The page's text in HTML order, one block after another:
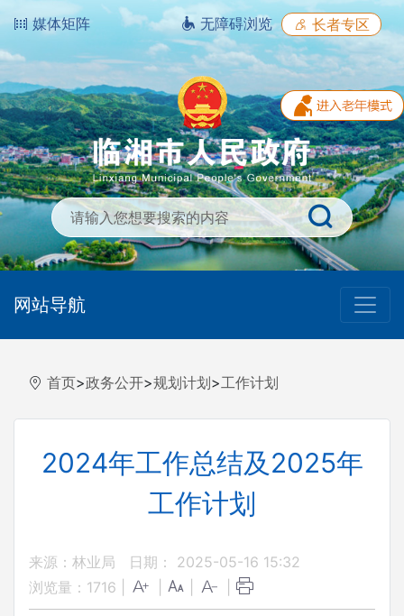
媒体矩阵 无障碍浏览 长者专区
网站导航
首页>政务公开>规划计划>工作计划
2024年工作总结及2025年
工作计划
来源：林业局
日期： 2025-05-16 15:32
浏览量： 1716